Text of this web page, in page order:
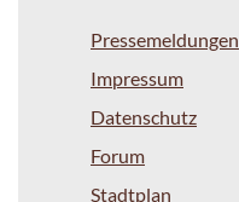
Pressemeldungen
Impressum
Datenschutz
Forum
Stadtplan